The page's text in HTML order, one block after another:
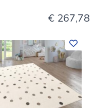
€ 267,78